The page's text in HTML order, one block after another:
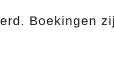
Boekingen